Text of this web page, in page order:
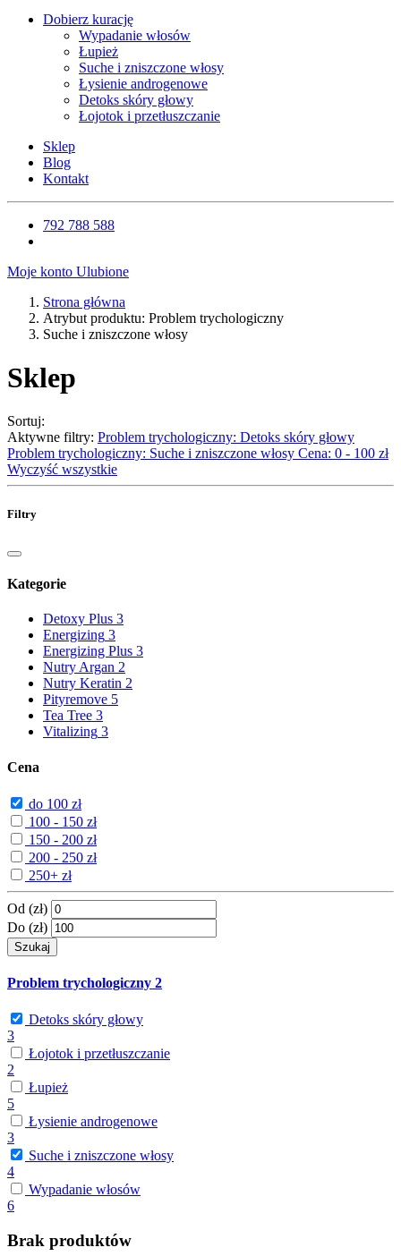
Dobierz kurację
Wypadanie włosów
Łupież
Suche i zniszczone włosy
Łysienie androgenowe
Detoks skóry głowy
Łojotok i przetłuszczanie
Sklep
Blog
Kontakt
792 788 588
Moje konto Ulubione
Strona główna
Atrybut produktu: Problem trychologiczny
Suche i zniszczone włosy
Sklep
Sortuj:
Aktywne filtry: Problem trychologiczny: Detoks skóry głowy
Problem trychologiczny: Suche i zniszczone włosy Cena: 0 - 100 zł
Wyczyść wszystkie
Filtry
Kategorie
Detoxy Plus 3
Energizing 3
Energizing Plus 3
Nutry Argan 2
Nutry Keratin 2
Pityremove 5
Tea Tree 3
Vitalizing 3
Cena
do 100 zł
100 - 150 zł
150 - 200 zł
200 - 250 zł
250+ zł
Od (zł)
Do (zł)
Szukaj
Problem trychologiczny 2
Detoks skóry głowy
3
Łojotok i przetłuszczanie
2
Łupież
5
Łysienie androgenowe
3
Suche i zniszczone włosy
4
Wypadanie włosów
6
Brak produktów